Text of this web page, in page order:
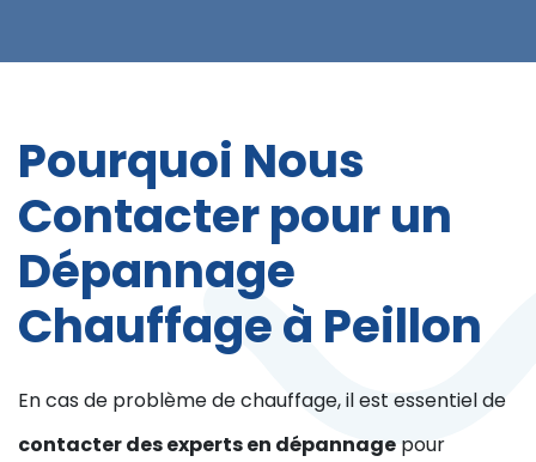
Pourquoi Nous
Contacter pour un
Dépannage
Chauffage à Peillon
En cas de problème de chauffage, il est essentiel de
contacter des experts en dépannage pour